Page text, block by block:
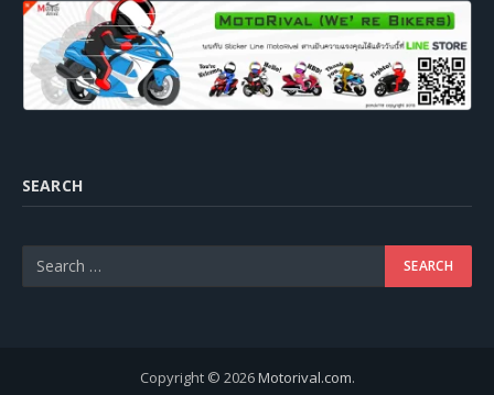
SEARCH
Copyright © 2026Motorival.com.